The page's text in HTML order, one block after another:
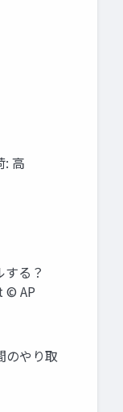
: 高
る？
© AP
のやり取